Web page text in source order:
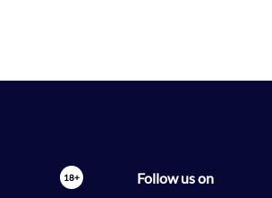
Follow us on